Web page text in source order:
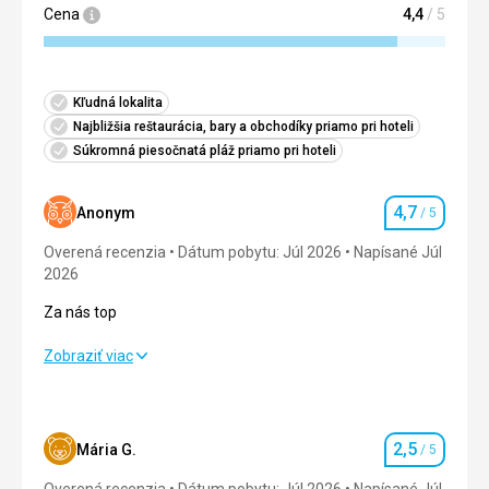
Cena 4,4 / 5
Kľudná lokalita
Najbližšia reštaurácia, bary a obchodíky priamo pri hoteli
Súkromná piesočnatá pláž priamo pri hoteli
Anonym Hodnotenie
4,7 / 5
Overená recenzia Dátum pobytu: Júl 2026
Napísané Júl
2026
Za nás top
Za nás top
Ubytovanie 5,0/ 5
Zobraziť viac
Mária G. Hodnotenie
2,5 / 5